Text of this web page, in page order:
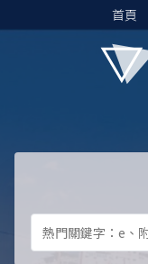
首頁